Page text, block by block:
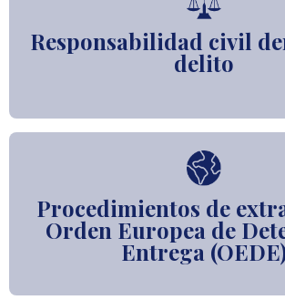
Responsabilidad civil
delito
Procedimientos de
Orden Europea de
Entrega